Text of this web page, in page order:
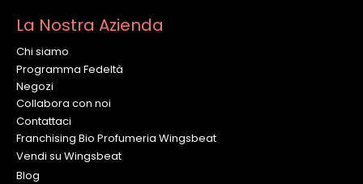
La Nostra Azienda
Chi siamo
Programma Fedeltà
Negozi
Collabora con noi
Contattaci
Franchising Bio Profumeria Wingsbeat
Vendi su Wingsbeat
Blog